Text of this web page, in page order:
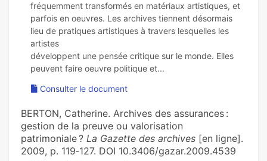
fréquemment transformés en matériaux artistiques, et
parfois en oeuvres. Les archives tiennent désormais
lieu de pratiques artistiques à travers lesquelles les
artistes
développent une pensée critique sur le monde. Elles
Consulter le document
BERTON, Catherine. Archives des assurances :
gestion de la preuve ou valorisation
patrimoniale ? La Gazette des archives [en ligne].
2009, p. 119‑127. DOI 10.3406/gazar.2009.4539